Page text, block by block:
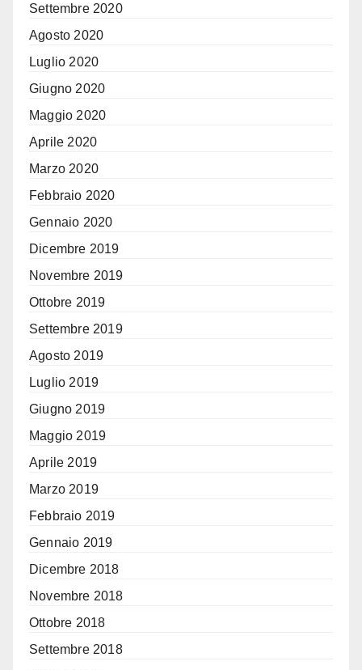
Settembre 2020
Agosto 2020
Luglio 2020
Giugno 2020
Maggio 2020
Aprile 2020
Marzo 2020
Febbraio 2020
Gennaio 2020
Dicembre 2019
Novembre 2019
Ottobre 2019
Settembre 2019
Agosto 2019
Luglio 2019
Giugno 2019
Maggio 2019
Aprile 2019
Marzo 2019
Febbraio 2019
Gennaio 2019
Dicembre 2018
Novembre 2018
Ottobre 2018
Settembre 2018